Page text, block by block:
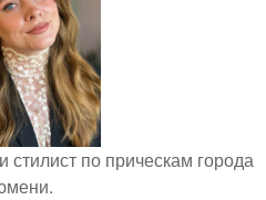
по прическам города